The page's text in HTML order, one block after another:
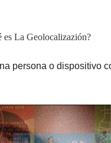
es La Geolocalizazión?
persona o dispositivo